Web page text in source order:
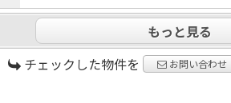
もっと見る
チェックした物件を
お問い合わせ